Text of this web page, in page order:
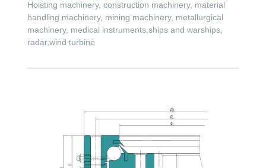
Hoisting machinery, construction machinery, material
handling machinery, mining machinery, metallurgical
machinery, medical instruments,ships and warships,
radar,wind turbine